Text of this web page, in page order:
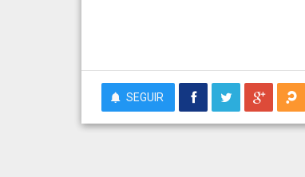
SEGUIR